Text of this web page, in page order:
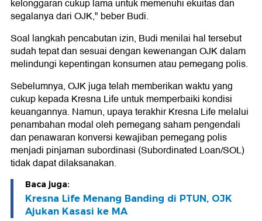
kelonggaran cukup lama untuk memenuhi ekuitas dan
segalanya dari OJK," beber Budi.
Soal langkah pencabutan izin, Budi menilai hal tersebut
sudah tepat dan sesuai dengan kewenangan OJK dalam
melindungi kepentingan konsumen atau pemegang polis.
Sebelumnya, OJK juga telah memberikan waktu yang
cukup kepada Kresna Life untuk memperbaiki kondisi
keuangannya. Namun, upaya terakhir Kresna Life melalui
penambahan modal oleh pemegang saham pengendali
dan penawaran konversi kewajiban pemegang polis
menjadi pinjaman subordinasi (Subordinated Loan/SOL)
tidak dapat dilaksanakan.
Baca juga:
Kresna Life Menang Banding di PTUN, OJK
Ajukan Kasasi ke MA